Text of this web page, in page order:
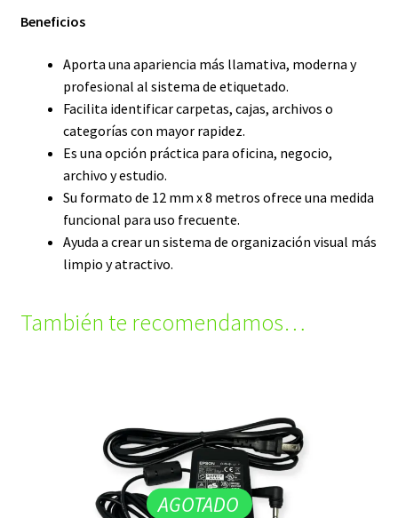
Beneficios
Aporta una apariencia más llamativa, moderna y
profesional al sistema de etiquetado.
Facilita identificar carpetas, cajas, archivos o
categorías con mayor rapidez.
Es una opción práctica para oficina, negocio,
archivo y estudio.
Su formato de 12 mm x 8 metros ofrece una medida
funcional para uso frecuente.
Ayuda a crear un sistema de organización visual más
limpio y atractivo.
También te recomendamos…
AGOTADO